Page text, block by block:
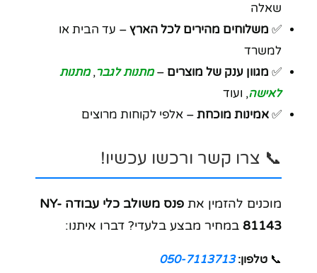
שאלה
✅ משלוחים מהירים לכל הארץ – עד הבית או
למשרד
✅ מגוון ענק של מוצרים –מתנות לגבר,מתנות
לאישה, ועוד
✅ אמינות מוכחת – אלפי לקוחות מרוצים
📞 צרו קשר ורכשו עכשיו!
מוכנים להזמין את
פנס משולב כלי עבודה NY-
81143 במחיר מבצע בלעדי? דברו איתנו:
📞 טלפון: 050-7113713